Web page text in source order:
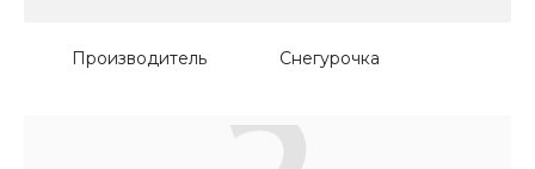
Производитель Снегурочка